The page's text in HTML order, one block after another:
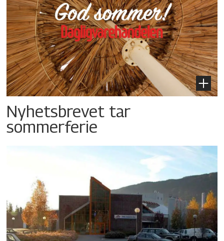
Nyhetsbrevet tar
sommerferie